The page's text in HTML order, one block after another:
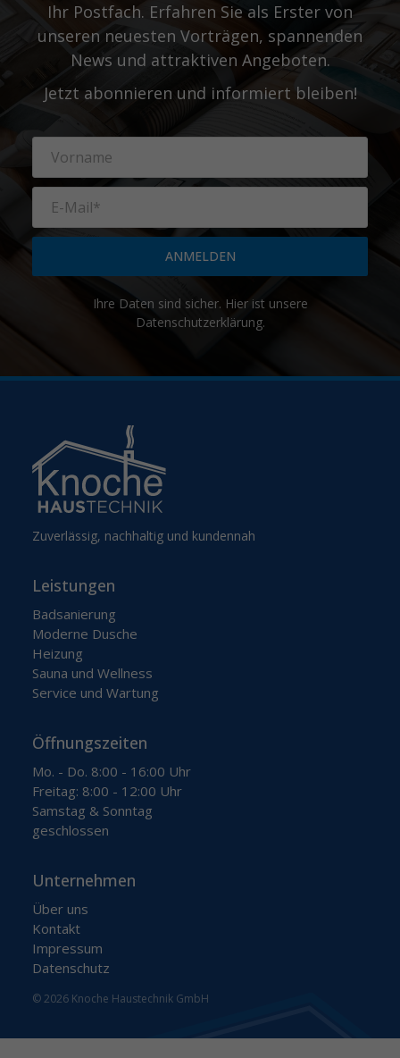
Ihr Postfach. Erfahren Sie als Erster von
unseren neuesten Vorträgen, spannenden
News und attraktiven Angeboten.
Jetzt abonnieren und informiert bleiben!
ANMELDEN
Ihre Daten sind sicher. Hier ist unsere
Datenschutzerklärung.
Zuverlässig, nachhaltig und kundennah
Leistungen
Badsanierung
Moderne Dusche
Heizung
Sauna und Wellness
Service und Wartung
Öffnungszeiten
Mo. - Do. 8:00 - 16:00 Uhr
Freitag: 8:00 - 12:00 Uhr
Samstag & Sonntag
geschlossen
Unternehmen
Über uns
Kontakt
Impressum
Datenschutz
© 2026 Knoche Haustechnik GmbH